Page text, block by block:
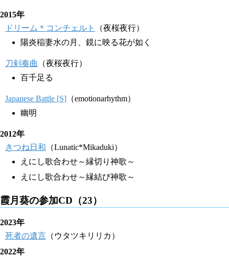
2015年
ドリーム＊コンチェルト
（夜桜夜行）
陽炎稲妻水の月、鏡に映る花が如く
刀剣奏曲
（夜桜夜行）
百千足る
Japanese Battle [S] （emotionarhythm）
幽明
2012年
きつね日和 （Lunatic*Mikaduki）
えにし歌合わせ～縁切り神歌～
えにし歌合わせ～縁結び神歌～
霞月葵の参加CD（23）
2023年
死者の遺言 （ウタツキリリカ）
2022年